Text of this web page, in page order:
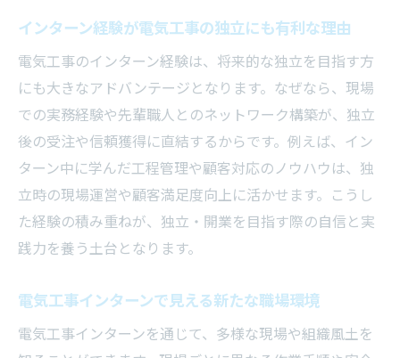
インターン経験が電気工事の独立にも有利な理由
電気工事のインターン経験は、将来的な独立を目指す方
にも大きなアドバンテージとなります。なぜなら、現場
での実務経験や先輩職人とのネットワーク構築が、独立
後の受注や信頼獲得に直結するからです。例えば、イン
ターン中に学んだ工程管理や顧客対応のノウハウは、独
立時の現場運営や顧客満足度向上に活かせます。こうし
た経験の積み重ねが、独立・開業を目指す際の自信と実
践力を養う土台となります。
電気工事インターンで見える新たな職場環境
電気工事インターンを通じて、多様な現場や組織風土を